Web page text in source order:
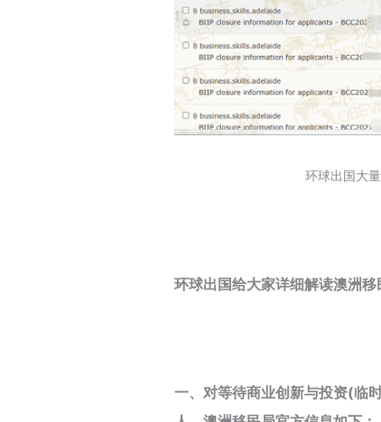
环球出国大
环球出国给大家详细解读澳洲
一、对等待商业创新与投资(临